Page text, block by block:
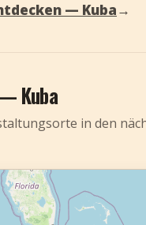
— Kuba→
Kuba
in den